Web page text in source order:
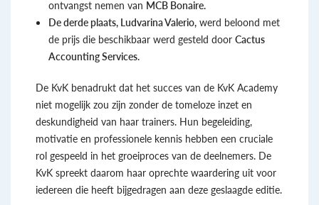
ontvangst nemen van MCB Bonaire.
De derde plaats, Ludvarina Valerio,werd beloond met
de prijs die beschikbaar werd gesteld door Cactus
Accounting Services.
De KvK benadrukt dat het succes van de KvK Academy
niet mogelijk zou zijn zonder de tomeloze inzet en
deskundigheid van haar trainers. Hun begeleiding,
motivatie en professionele kennis hebben een cruciale
rol gespeeld in het groeiproces van de deelnemers. De
KvK spreekt daarom haar oprechte waardering uit voor
iedereen die heeft bijgedragen aan deze geslaagde editie.